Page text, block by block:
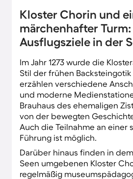
Kloster Chorin und
märchenhafter Turm:
Ausflugsziele in der
Im Jahr 1273 wurde die
Stil der frühen
erzählen verschiedene
und moderne
Brauhaus des ehemaligen
von der bewegten
Auch die Teilnahme an einer
Führung ist möglich.
Darüber hinaus finden in
Seen umgebenen Kloster
regelmäßig